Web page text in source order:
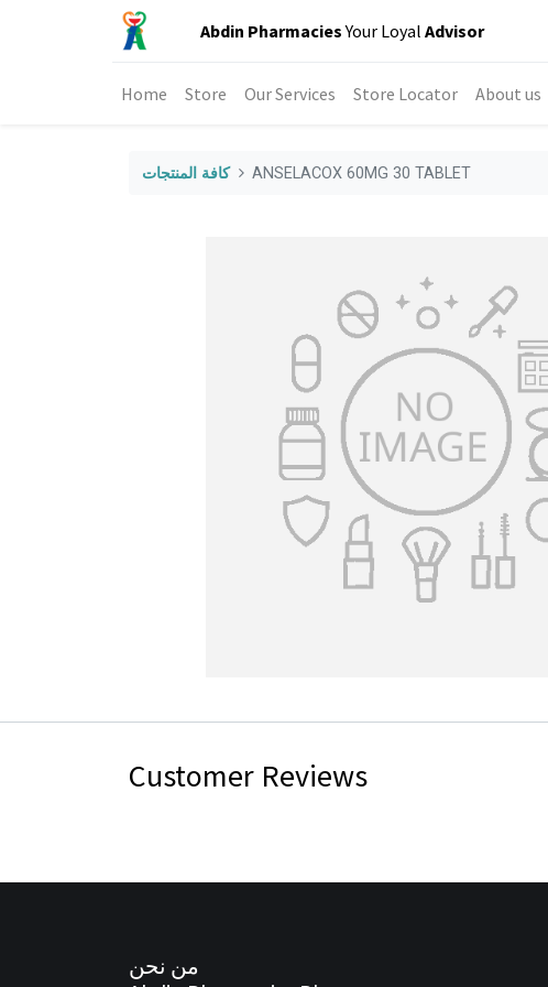
Abdin PharmaciesYour Loyal Advisor
Home Store Our Services Store Locator About us
كافة المنتجات ANSELACOX 60MG 30 TABLET
Customer Reviews
من نحن